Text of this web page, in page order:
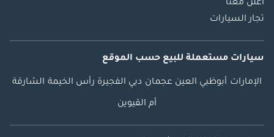
اعلن معنا
تجار السيارات
سيارات مستعملة للبيع حسب الموقع
الإمارات أبوظبي العين عجمان دبي الفجيرة رأس الخيمة الشارقة
أم القيوين